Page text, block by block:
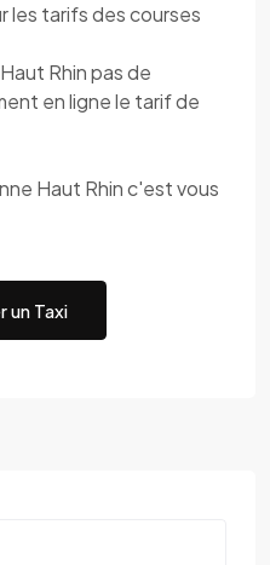
les tarifs des courses
Rhin pas de
en ligne le tarif de
Haut Rhin c'est vous
un Taxi